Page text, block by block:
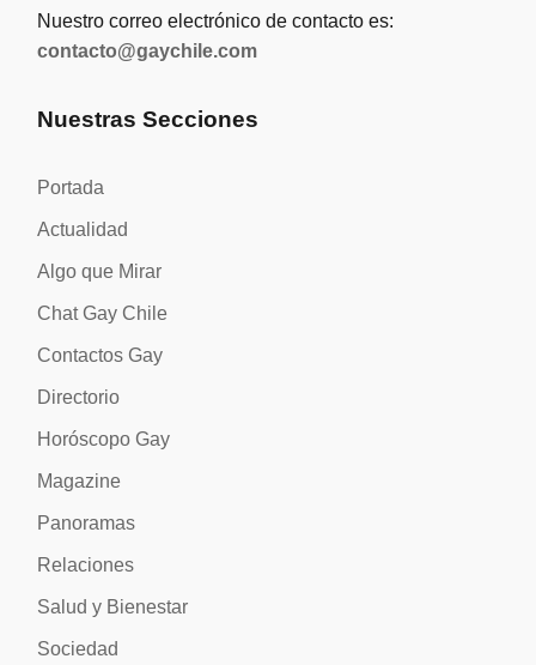
Nuestro correo electrónico de contacto es:
contacto@gaychile.com
Nuestras Secciones
Portada
Actualidad
Algo que Mirar
Chat Gay Chile
Contactos Gay
Directorio
Horóscopo Gay
Magazine
Panoramas
Relaciones
Salud y Bienestar
Sociedad